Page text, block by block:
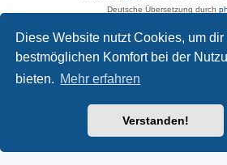
Diese Website nutzt Cookies, um dir
bestmöglichen Komfort bei der
bieten. Mehr erfahren
Verstanden!
Deutsche Übersetzung durch